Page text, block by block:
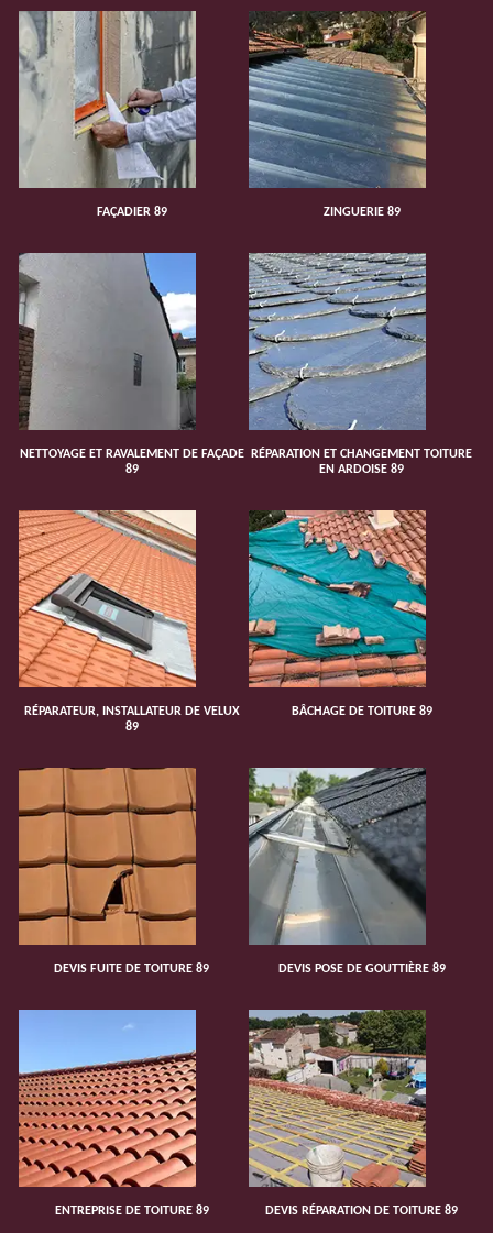
FAÇADIER 89 ZINGUERIE 89
NETTOYAGE ET RAVALEMENT DE FAÇADE
89
RÉPARATION ET CHANGEMENT TOITURE
EN ARDOISE 89
RÉPARATEUR, INSTALLATEUR DE VELUX
89
BÂCHAGE DE TOITURE 89
DEVIS FUITE DE TOITURE 89 DEVIS POSE DE GOUTTIÈRE 89
ENTREPRISE DE TOITURE 89 DEVIS RÉPARATION DE TOITURE 89